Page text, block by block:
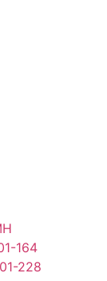
164
228